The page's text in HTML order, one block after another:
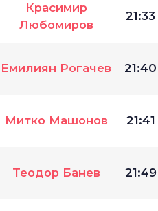
Красимир
Любомиров
21:33
Емилиян Рогачев 21:40
Митко Машонов 21:41
Теодор Банев 21:49